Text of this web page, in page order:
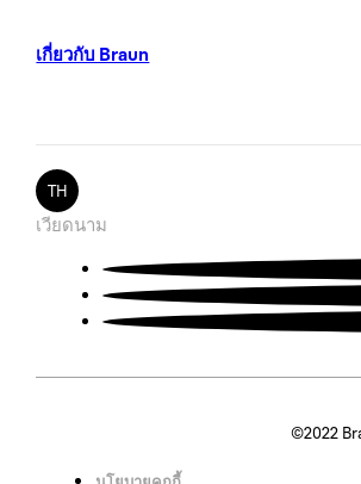
เกี่ยวกับ Braun
TH
เวียดนาม
©2022